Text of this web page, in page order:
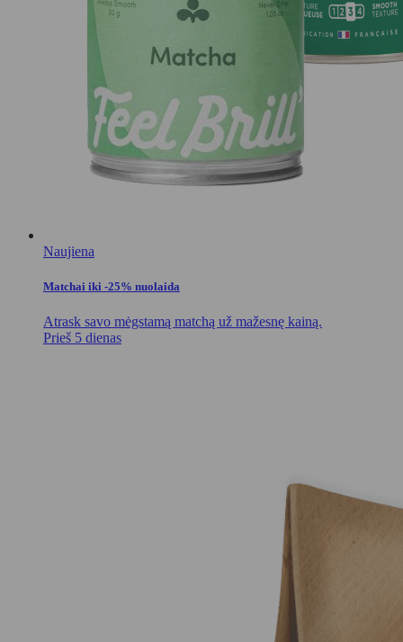
Naujiena
Matchai iki -25% nuolaida
Atrask savo mėgstamą matchą už mažesnę kainą.
Prieš 5 dienas